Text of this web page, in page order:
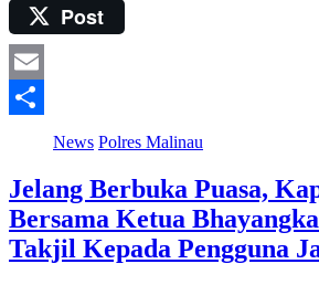
Post
Email
News Polres Malinau
Jelang Berbuka Puasa,
Bersama Ketua
Takjil Kepada Pengguna